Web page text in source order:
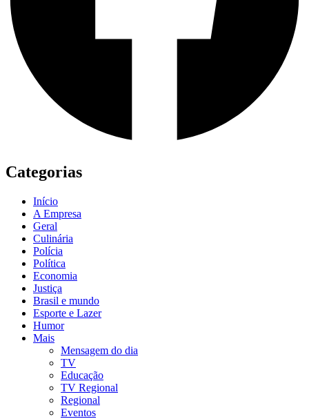
Categorias
Início
A Empresa
Geral
Culinária
Polícia
Política
Economia
Justiça
Brasil e mundo
Esporte e Lazer
Humor
Mais
Mensagem do dia
TV
Educação
TV Regional
Regional
Eventos